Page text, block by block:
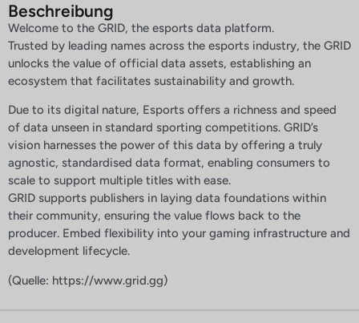
Beschreibung
Welcome to the GRID, the esports data platform.
Trusted by leading names across the esports industry, the GRID
unlocks the value of official data assets, establishing an
ecosystem that facilitates sustainability and growth.
Due to its digital nature, Esports offers a richness and speed
of data unseen in standard sporting competitions. GRID’s
vision harnesses the power of this data by offering a truly
agnostic, standardised data format, enabling consumers to
scale to support multiple titles with ease.
GRID supports publishers in laying data foundations within
their community, ensuring the value flows back to the
producer. Embed flexibility into your gaming infrastructure and
development lifecycle.
(Quelle: https://www.grid.gg)